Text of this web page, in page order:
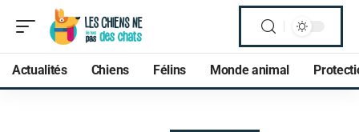
Actualités Chiens Félins Monde animal